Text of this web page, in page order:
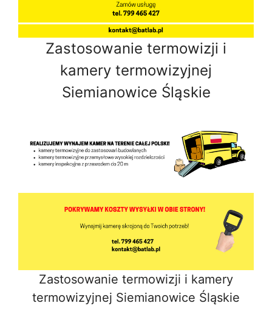
Zastosowanie termowizji i
kamery termowizyjnej
Siemianowice Śląskie
Zastosowanie termowizji i kamery
termowizyjnej Siemianowice Śląskie